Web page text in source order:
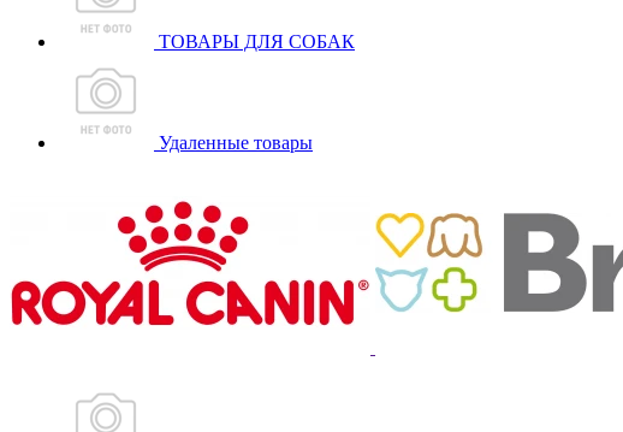
ТОВАРЫ ДЛЯ СОБАК
Удаленные товары